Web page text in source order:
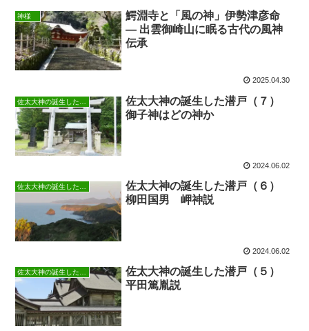
神様
鰐淵寺と「風の神」伊勢津彦命
― 出雲御崎山に眠る古代の風神
伝承
2025.04.30
佐太大神の誕生した潜戸（７）
御子神はどの神か
2024.06.02
佐太大神の誕生した潜戸
佐太大神の誕生した潜戸（６）
柳田国男 岬神説
2024.06.02
佐太大神の誕生した潜戸（５）
平田篤胤説